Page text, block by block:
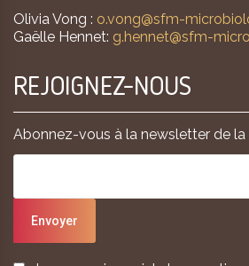
Olivia Vong : o.vong@sfm-
Gaëlle Hennet: g.hennet@sfm-
REJOIGNEZ-NOUS
Abonnez-vous à la newsletter de la